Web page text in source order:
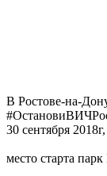
В Ростове-на-
30 сентября
место старта